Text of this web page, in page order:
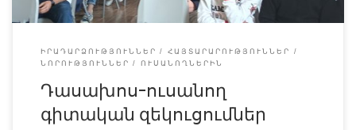
ԻՐԱԴԱՐՁՈՒԹՅՈՒՆՆԵՐ
ՀԱՅՏԱՐԱՐՈՒԹՅՈՒՆՆԵՐ
ՆՈՐՈՒԹՅՈՒՆՆԵՐ
ՈՒՍԱՆՈՂՆԵՐԻՆ
Դասախոս-ուսանող
գիտական զեկուցումներ